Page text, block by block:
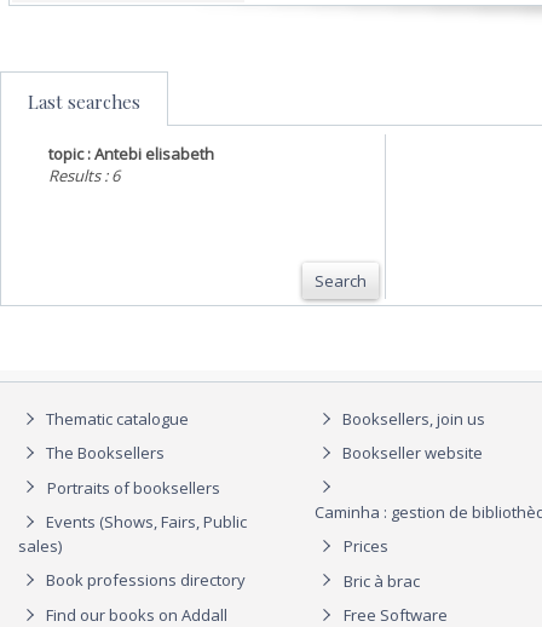
Last searches
topic : Antebi elisabeth
Results : 6
Search
Thematic catalogue
The Booksellers
Portraits of booksellers
Events (Shows, Fairs, Public
sales)
Book professions directory
Find our books on Addall
Booksellers, join us
Bookseller website
Caminha : gestion de
Prices
Bric à brac
Free Software